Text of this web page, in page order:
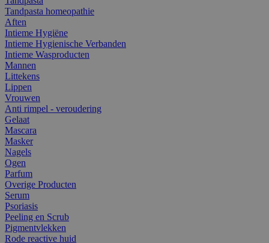
Tandpasta homeopathie
Aften
Intieme Hygiëne
Intieme Hygienische Verbanden
Intieme Wasproducten
Mannen
Littekens
Lippen
Vrouwen
Anti rimpel - veroudering
Gelaat
Mascara
Masker
Nagels
Ogen
Parfum
Overige Producten
Serum
Psoriasis
Peeling en Scrub
Pigmentvlekken
Rode reactive huid